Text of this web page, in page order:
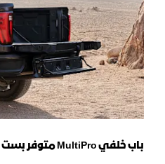
باب خلفي MultiPro متوفر بست وظائف